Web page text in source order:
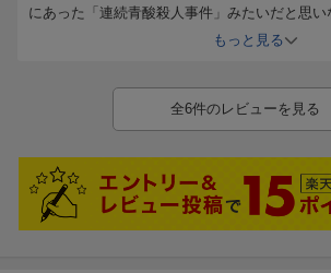
にあった「連続青酸殺人事件」みたいだと思い
「悪霊の午後」をも思い出しつつ読みましたが
の」を食べたくなります。料理に焦点をあてて
もっと見る
全6件のレビューを見る